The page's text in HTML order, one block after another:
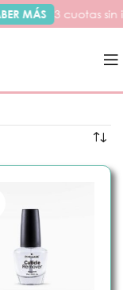
MÁS 3 cuotas sin